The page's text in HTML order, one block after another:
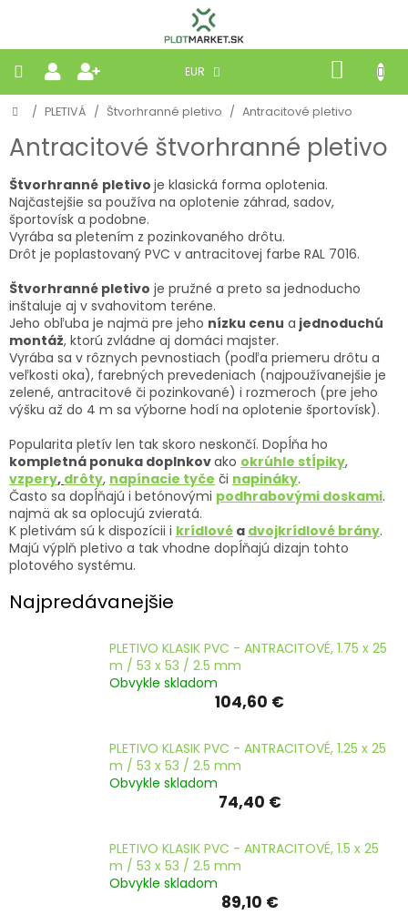
EUR
KOŠÍK
PLETIVÁ
BRÁNY
MOBILNÉ
PRÍRODNÉ
BETÓNOVÉ
STRIEŠKY
ČLÁNKY
Kalkulácia
zdarma
Kontakty
Mena
(EUR)
Prihlásenie
Domov
/ PLETIVÁ / Štvorhranné pletivo / Antracitové pletivo
Antracitové štvorhranné pletivo
Štvorhranné pletivo je klasická forma oplotenia.
Najčastejšie sa používa na oplotenie záhrad, sadov,
športovísk a podobne.
Vyrába sa pletením z pozinkovaného drôtu.
Drôt je poplastovaný PVC v antracitovej farbe RAL 7016.
Štvorhranné pletivo je pružné a preto sa jednoducho
inštaluje aj v svahovitom teréne.
Jeho obľuba je najmä pre jeho nízku cenu a jednoduchú
montáž, ktorú zvládne aj domáci majster.
Vyrába sa v rôznych pevnostiach (podľa priemeru drôtu a
veľkosti oka), farebných prevedeniach (najpoužívanejšie je
zelené, antracitové či pozinkované) i rozmeroch (pre jeho
výšku až do 4 m sa výborne hodí na oplotenie športovísk).
Popularita pletív len tak skoro neskončí. Dopĺňa ho
kompletná ponuka doplnkovako okrúhle stĺpiky,
vzpery, drôty, napínacie tyče či napináky.
Často sa dopĺňajú i betónovými podhrabovými doskami.
najmä ak sa oplocujú zvieratá.
K pletivám sú k dispozícii i krídlové a dvojkrídlové brány.
Majú výplň pletivo a tak vhodne dopĺňajú dizajn tohto
plotového systému.
Najpredávanejšie
PLETIVO KLASIK PVC - ANTRACITOVÉ, 1.75 x 25
m / 53 x 53 / 2.5 mm
Obvykle skladom
104,60 €
PLETIVO KLASIK PVC - ANTRACITOVÉ, 1.25 x 25
m / 53 x 53 / 2.5 mm
Obvykle skladom
74,40 €
PLETIVO KLASIK PVC - ANTRACITOVÉ, 1.5 x 25
m / 53 x 53 / 2.5 mm
Obvykle skladom
89,10 €